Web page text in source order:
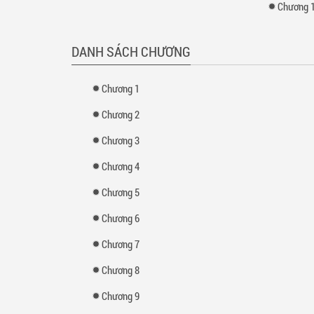
Chương
DANH SÁCH CHƯƠNG
Chương 1
Chương 2
Chương 3
Chương 4
Chương 5
Chương 6
Chương 7
Chương 8
Chương 9